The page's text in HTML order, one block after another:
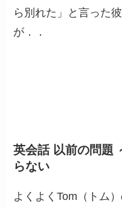
ら別れた」と言った
が．．
英会話 以前の問題
らない
よくよくTom（トム